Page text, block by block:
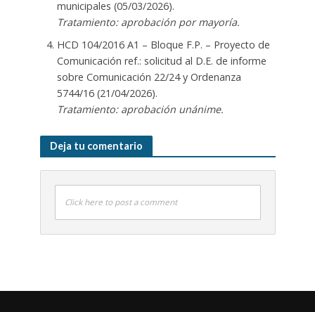
municipales (05/03/2026).
Tratamiento: aprobación por mayoría.
HCD 104/2016 A1 – Bloque F.P. – Proyecto de
Comunicación ref.: solicitud al D.E. de informe
sobre Comunicación 22/24 y Ordenanza
5744/16 (21/04/2026).
Tratamiento: aprobación unánime.
Deja tu comentario
Click here to post a comment